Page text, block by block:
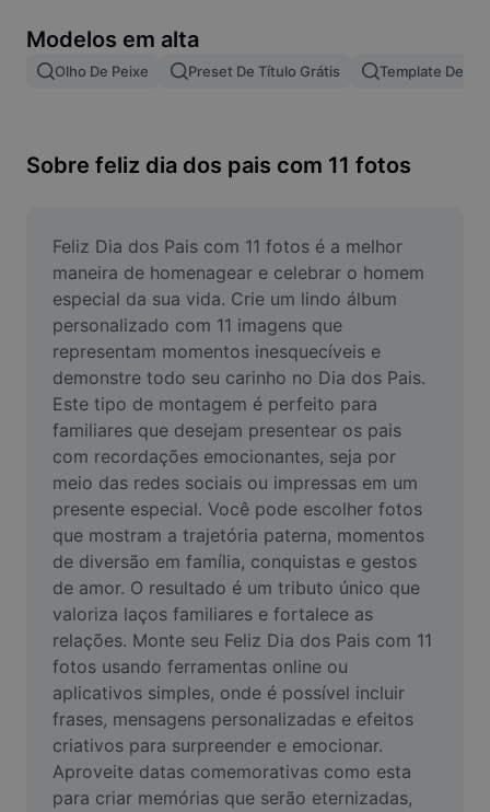
Mesclar imagens
Redimensionar Imagem
Criador de Memes
AI Text Remover
AI People Remover
AI Inpainting
Face Cutout
Vídeo
Remover plano de fundo de vídeo
Aprimorar qualidade
Editor de Video
Cortar Vídeo
Adicionar Legendas ao Vídeo
Converter Video
Modelos em alta
Olho De Peixe Preset De Título Grátis Template De
Sobre feliz dia dos pais com 11 fotos
Feliz Dia dos Pais com 11 fotos é a melhor
maneira de homenagear e celebrar o homem
especial da sua vida. Crie um lindo álbum
personalizado com 11 imagens que
representam momentos inesquecíveis e
demonstre todo seu carinho no Dia dos Pais.
Este tipo de montagem é perfeito para
familiares que desejam presentear os pais
com recordações emocionantes, seja por
meio das redes sociais ou impressas em um
presente especial. Você pode escolher fotos
que mostram a trajetória paterna, momentos
de diversão em família, conquistas e gestos
de amor. O resultado é um tributo único que
valoriza laços familiares e fortalece as
relações. Monte seu Feliz Dia dos Pais com 11
fotos usando ferramentas online ou
aplicativos simples, onde é possível incluir
frases, mensagens personalizadas e efeitos
criativos para surpreender e emocionar.
Aproveite datas comemorativas como esta
para criar memórias que serão eternizadas,